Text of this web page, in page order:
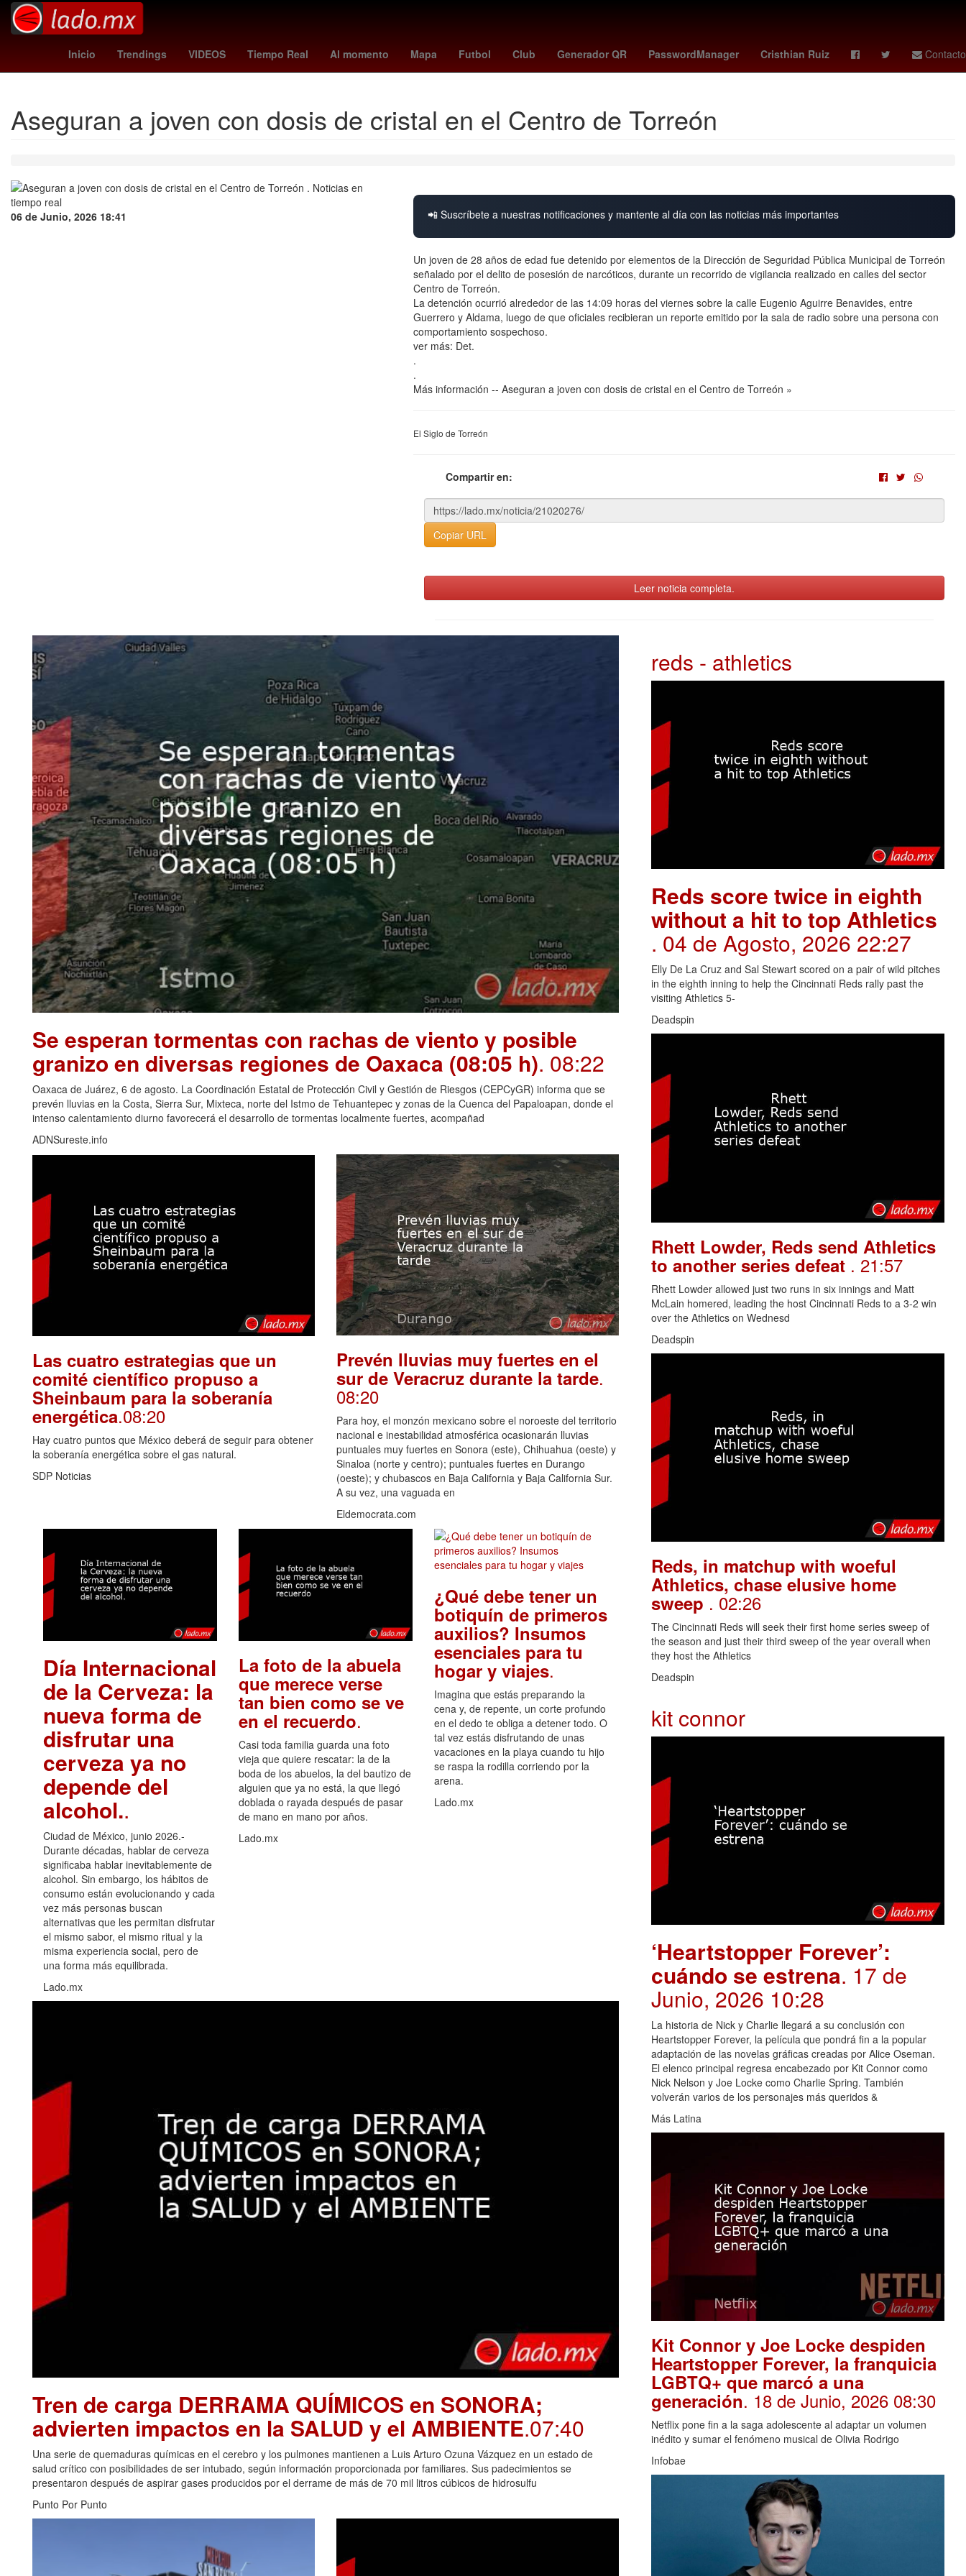
Inicio Trendings VIDEOS Tiempo Real Al momento Mapa Futbol Club Generador QR PasswordManager Cristhian Ruiz Contacto
Semana Santa Temporada 2024 Denuncia Aguascalientes Europa League Final Oficina de la Presidencia de la República Desalojo México Chihuahua
Aseguran a joven con dosis de cristal en el Centro de Torreón
06 de Junio, 2026 18:41 📲 Suscríbete a nuestras notificaciones y mantente al día con las noticias más importantes
Un joven de 28 años de edad fue detenido por elementos de la Dirección de Seguridad Pública Municipal de Torreón
señalado por el delito de posesión de narcóticos, durante un recorrido de vigilancia realizado en calles del sector
Centro de Torreón.
La detención ocurrió alrededor de las 14:09 horas del viernes sobre la calle Eugenio Aguirre Benavides, entre
Guerrero y Aldama, luego de que oficiales recibieran un reporte emitido por la sala de radio sobre una persona con
comportamiento sospechoso.
ver más: Det.
.
.
Más información -- Aseguran a joven con dosis de cristal en el Centro de Torreón »
El Siglo de Torreón
Compartir en:
Copiar URL
Leer noticia completa.
Se esperan tormentas con rachas de viento y posible
granizo en diversas regiones de Oaxaca (08:05 h). 08:22
Oaxaca de Juárez, 6 de agosto. La Coordinación Estatal de Protección Civil y Gestión de Riesgos (CEPCyGR) informa que se
prevén lluvias en la Costa, Sierra Sur, Mixteca, norte del Istmo de Tehuantepec y zonas de la Cuenca del Papaloapan, donde el
intenso calentamiento diurno favorecerá el desarrollo de tormentas localmente fuertes, acompañad
ADNSureste.info
Las cuatro estrategias que un
comité científico propuso a
Sheinbaum para la soberanía
energética.08:20
Hay cuatro puntos que México deberá de seguir para obtener
la soberanía energética sobre el gas natural.
SDP Noticias
Prevén lluvias muy fuertes en el
sur de Veracruz durante la tarde.
08:20
Para hoy, el monzón mexicano sobre el noroeste del territorio
nacional e inestabilidad atmosférica ocasionarán lluvias
puntuales muy fuertes en Sonora (este), Chihuahua (oeste) y
Sinaloa (norte y centro); puntuales fuertes en Durango
(oeste); y chubascos en Baja California y Baja California Sur.
A su vez, una vaguada en
Eldemocrata.com
Día Internacional
de la Cerveza: la
nueva forma de
disfrutar una
cerveza ya no
depende del
alcohol..
Ciudad de México, junio 2026.-
Durante décadas, hablar de cerveza
significaba hablar inevitablemente de
alcohol. Sin embargo, los hábitos de
consumo están evolucionando y cada
vez más personas buscan
alternativas que les permitan disfrutar
el mismo sabor, el mismo ritual y la
misma experiencia social, pero de
una forma más equilibrada.
Lado.mx
La foto de la abuela
que merece verse
tan bien como se ve
en el recuerdo.
Casi toda familia guarda una foto
vieja que quiere rescatar: la de la
boda de los abuelos, la del bautizo de
alguien que ya no está, la que llegó
doblada o rayada después de pasar
de mano en mano por años.
Lado.mx
¿Qué debe tener un
botiquín de primeros
auxilios? Insumos
esenciales para tu
hogar y viajes.
Imagina que estás preparando la
cena y, de repente, un corte profundo
en el dedo te obliga a detener todo. O
tal vez estás disfrutando de unas
vacaciones en la playa cuando tu hijo
se raspa la rodilla corriendo por la
arena.
Lado.mx
Tren de carga DERRAMA QUÍMICOS en SONORA;
advierten impactos en la SALUD y el AMBIENTE.07:40
Una serie de quemaduras químicas en el cerebro y los pulmones mantienen a Luis Arturo Ozuna Vázquez en un estado de
salud crítico con posibilidades de ser intubado, según información proporcionada por familiares. Sus padecimientos se
presentaron después de aspirar gases producidos por el derrame de más de 70 mil litros cúbicos de hidrosulfu
Punto Por Punto
reds - athletics
Reds score twice in eighth
without a hit to top Athletics
. 04 de Agosto, 2026 22:27
Elly De La Cruz and Sal Stewart scored on a pair of wild pitches
in the eighth inning to help the Cincinnati Reds rally past the
visiting Athletics 5-
Deadspin
Rhett Lowder, Reds send Athletics
to another series defeat . 21:57
Rhett Lowder allowed just two runs in six innings and Matt
McLain homered, leading the host Cincinnati Reds to a 3-2 win
over the Athletics on Wednesd
Deadspin
Reds, in matchup with woeful
Athletics, chase elusive home
sweep . 02:26
The Cincinnati Reds will seek their first home series sweep of
the season and just their third sweep of the year overall when
they host the Athletics
Deadspin
kit connor
‘Heartstopper Forever’:
cuándo se estrena. 17 de
Junio, 2026 10:28
La historia de Nick y Charlie llegará a su conclusión con
Heartstopper Forever, la película que pondrá fin a la popular
adaptación de las novelas gráficas creadas por Alice Oseman.
El elenco principal regresa encabezado por Kit Connor como
Nick Nelson y Joe Locke como Charlie Spring. También
volverán varios de los personajes más queridos &
Más Latina
Kit Connor y Joe Locke despiden
Heartstopper Forever, la franquicia
LGBTQ+ que marcó a una
generación. 18 de Junio, 2026 08:30
Netflix pone fin a la saga adolescente al adaptar un volumen
inédito y sumar el fenómeno musical de Olivia Rodrigo
Infobae